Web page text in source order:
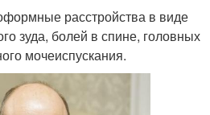
расстройства в виде
зуда, болей в спине, головных
мочеиспускания.